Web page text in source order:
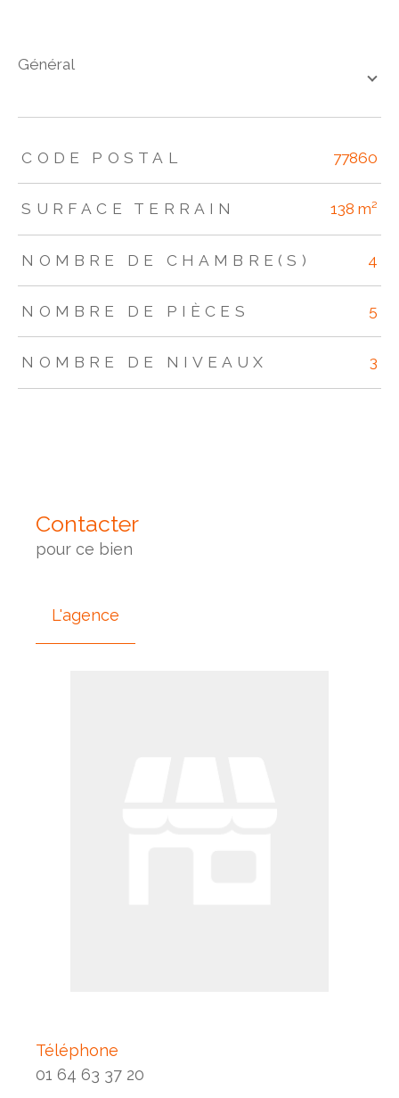
général
TRAD_ZEPHYR_Caracteristique TRAD_ZEPHYR_Valeurs
CODE POSTAL 77860
SURFACE TERRAIN 138 m²
NOMBRE DE CHAMBRE(S) 4
NOMBRE DE PIÈCES 5
NOMBRE DE NIVEAUX 3
Contacter
pour ce bien
L'agence
Téléphone
01 64 63 37 20